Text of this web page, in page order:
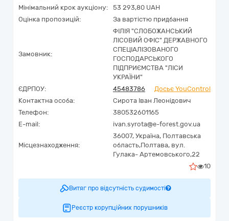
Мінімальний крок аукціону:
53 293,80 UAH
Оцінка пропозицій:
За вартістю придбання
Замовник:
ФІЛІЯ "СЛОБОЖАНСЬКИЙ
ЛІСОВИЙ ОФІС" ДЕРЖАВНОГО
СПЕЦІАЛІЗОВАНОГО
ГОСПОДАРСЬКОГО
ПІДПРИЄМСТВА "ЛІСИ
УКРАЇНИ"
ЄДРПОУ:
45483786
Досьє YouControl
Контактна особа:
Сирота Іван Леонідович
Телефон:
380532601165
E-mail:
ivan.syrota@e-forest.gov.ua
Місцезнаходження:
36007, Україна, Полтавська
область,Полтава, вул.
Гулака- Артемовського,22
10
Витяг про відсутність судимості
Реєстр корупційних порушників